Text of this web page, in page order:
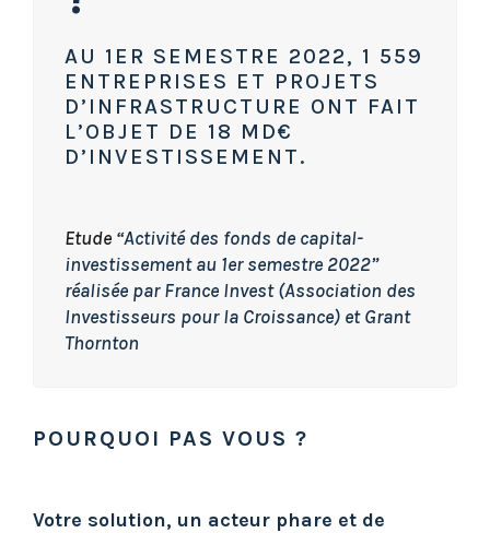
AU 1ER SEMESTRE 2022, 1 559
ENTREPRISES ET PROJETS
D’INFRASTRUCTURE ONT FAIT
L’OBJET DE 18 MD€
D’INVESTISSEMENT.
Etude “Activité des fonds de capital-
investissement au 1er semestre 2022”
réalisée par France Invest (Association des
Investisseurs pour la Croissance) et Grant
Thornton
POURQUOI PAS VOUS ?
Votre solution, un acteur phare et de